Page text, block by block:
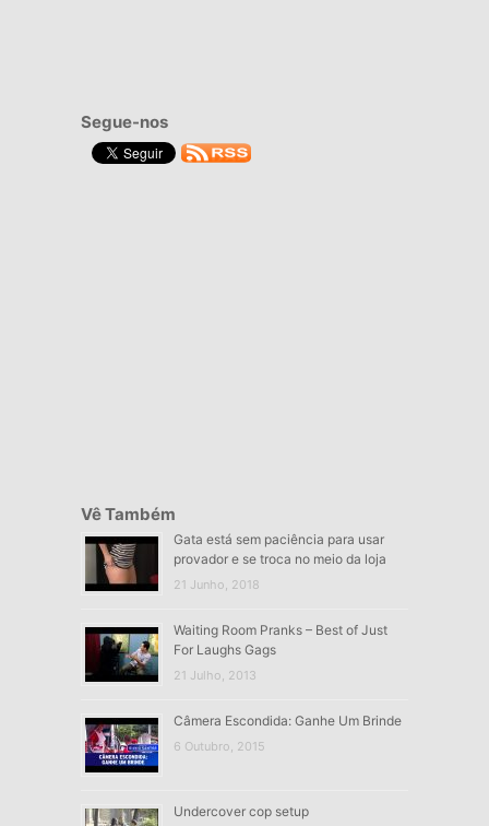
Segue-nos
Vê Também
Gata está sem paciência para usar
provador e se troca no meio da loja
21 Junho, 2018
Waiting Room Pranks – Best of Just
For Laughs Gags
21 Julho, 2013
Câmera Escondida: Ganhe Um Brinde
6 Outubro, 2015
Undercover cop setup